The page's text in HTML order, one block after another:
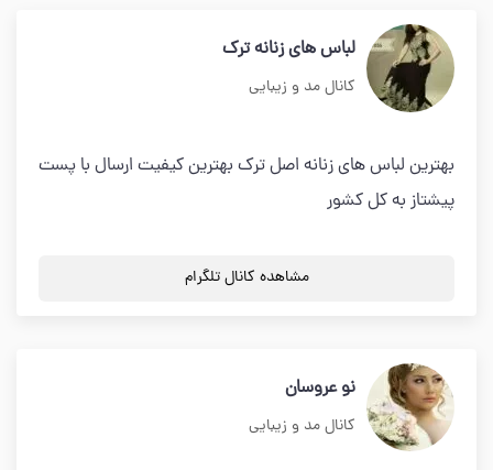
لباس های زنانه ترک
کانال مد و زیبایی
بهترین لباس های زنانه اصل ترک بهترین کیفیت ارسال با پست
پیشتاز به کل کشور
مشاهده کانال تلگرام
نو عروسان
کانال مد و زیبایی